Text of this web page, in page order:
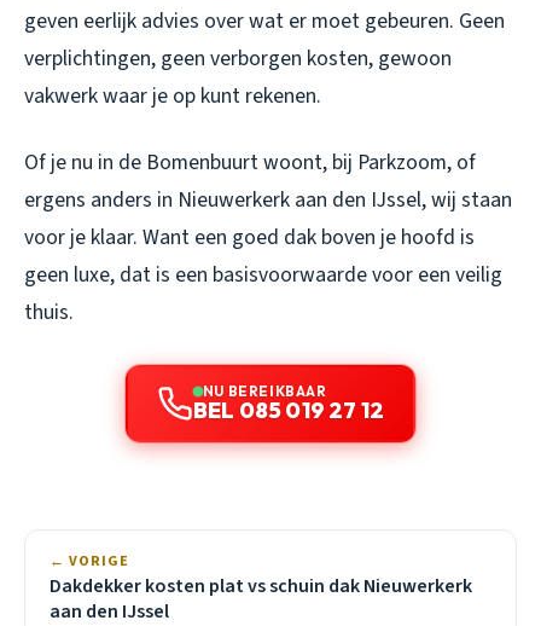
geven eerlijk advies over wat er moet gebeuren. Geen
verplichtingen, geen verborgen kosten, gewoon
vakwerk waar je op kunt rekenen.
Of je nu in de Bomenbuurt woont, bij Parkzoom, of
ergens anders in Nieuwerkerk aan den IJssel, wij staan
voor je klaar. Want een goed dak boven je hoofd is
geen luxe, dat is een basisvoorwaarde voor een veilig
thuis.
NU BEREIKBAAR
BEL 085 019 27 12
← VORIGE
Dakdekker kosten plat vs schuin dak Nieuwerkerk
aan den IJssel